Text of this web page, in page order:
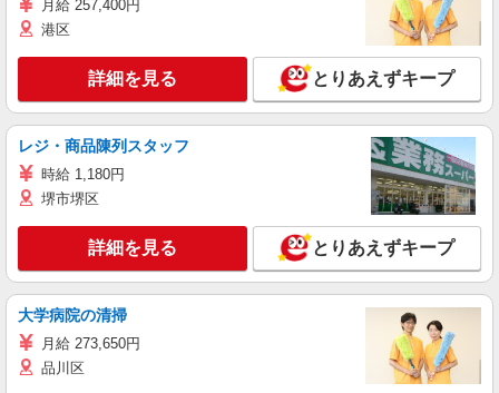
月給 257,400円
港区
詳細を見る とりあえずキープ
レジ・商品陳列スタッフ
時給 1,180円
堺市堺区
詳細を見る とりあえずキープ
大学病院の清掃
月給 273,650円
品川区